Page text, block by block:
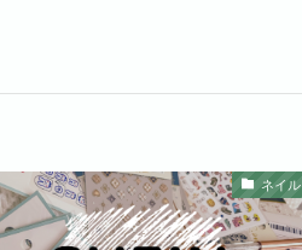
ネイル